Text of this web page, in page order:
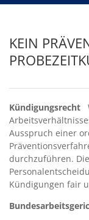
KEIN
Kündigungsrecht
Ausspruch einer
durchzuführen.
Kündigungen fair